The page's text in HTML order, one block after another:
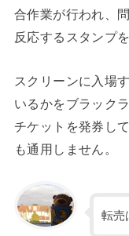
合作業が行われ、
反応するスタンプ
スクリーンに入場
いるかをブラック
チケットを発券し
も通用しません。
転売